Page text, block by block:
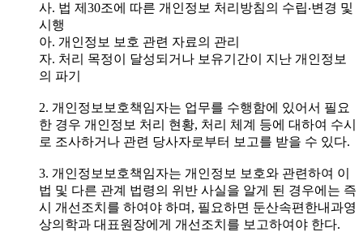
사. 법 제30조에 따른 개인정보 처리방침의 수립‧변경 및
시행
아. 개인정보 보호 관련 자료의 관리
자. 처리 목정이 달성되거나 보유기간이 지난 개인정보
의 파기
2. 개인정보보호책임자는 업무를 수행함에 있어서 필요
한 경우 개인정보 처리 현황, 처리 체계 등에 대하여 수시
로 조사하거나 관련 당사자로부터 보고를 받을 수 있다.
3. 개인정보보호책임자는 개인정보 보호와 관련하여 이
법 및 다른 관계 법령의 위반 사실을 알게 된 경우에는 즉
시 개선조치를 하여야 하며, 필요하면 둔산속편한내과영
상의학과 대표원장에게 개선조치를 보고하여야 한다.